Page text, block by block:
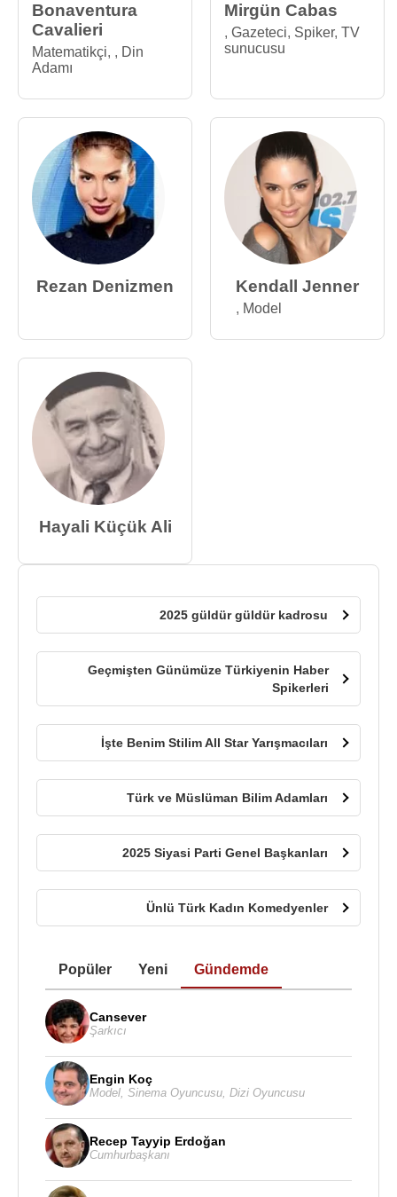
Bonaventura
Cavalieri
Matematikçi, , Din
Adamı
Mirgün Cabas
, Gazeteci, Spiker, TV
sunucusu
Rezan Denizmen Kendall Jenner
, Model
Hayali Küçük Ali
2025 güldür güldür kadrosu
Geçmişten Günümüze Türkiyenin Haber
Spikerleri
İşte Benim Stilim All Star Yarışmacıları
Türk ve Müslüman Bilim Adamları
2025 Siyasi Parti Genel Başkanları
Ünlü Türk Kadın Komedyenler
Popüler Yeni Gündemde
Cansever
Şarkıcı
Engin Koç
Model Sinema Oyuncusu Dizi Oyuncusu
Recep Tayyip Erdoğan
Cumhurbaşkanı